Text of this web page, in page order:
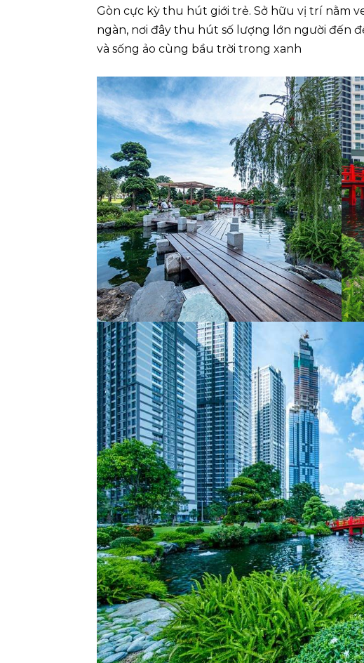
Gòn cực kỳ thu hút giới trẻ. Sở hữu vị trí nằm
ngàn, nơi đây thu hút số lượng lớn người đến
và sống ảo cùng bầu trời trong xanh